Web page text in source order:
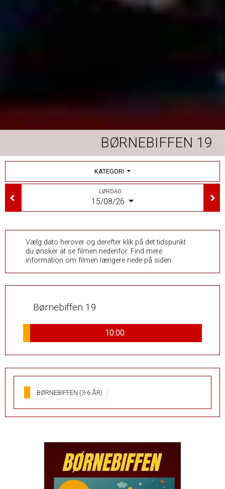
BØRNEBIFFEN 19
KATEGORI
LØRDAG
15/08/26
Vælg dato herover og derefter klik på det tidspunkt
du ønsker at se filmen nedenfor. Find mere
information om filmen længere nede på siden.
Børnebiffen 19
10:00
BØRNEBIFFEN (3-6 ÅR)